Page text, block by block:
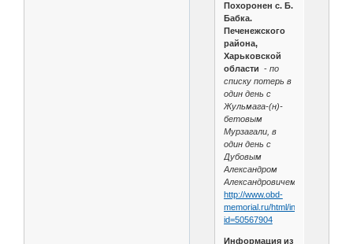
Похоронен с. Б.
Бабка.
Печенежского
района,
Харьковской
области -по
списку потерь в
один день с
Жульмага-(н)-
бетовым
Мурзагали, в
один день с
Дубовым
Александром
Александровичем
http://www.obd-
memorial.ru/html/info.htm?
id=50567904
Информация из